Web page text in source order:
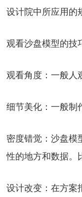
设计院中所应用的
观看沙盘模型的技
观看角度：一般人
细节美化：一般制
密度错觉：沙盘模
性的地方和数据。
设计改变：在方案